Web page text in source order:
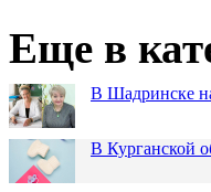
Еще в
В Шадринске
В Курганской